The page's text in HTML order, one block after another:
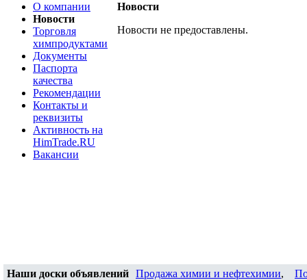
О компании
Новости
Торговля
химпродуктами
Документы
Паспорта
качества
Рекомендации
Контакты и
реквизиты
Активность на
HimTrade.RU
Вакансии
Новости
Новости не предоставлены.
Наши доски объявлений Продажа химии и нефтехимии,